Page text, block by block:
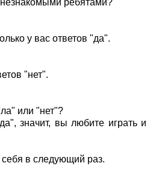
незнакомыми ребятами?
у вас ответов "да".
"нет".
или "нет"?
значит, вы любите играть и
в следующий раз.